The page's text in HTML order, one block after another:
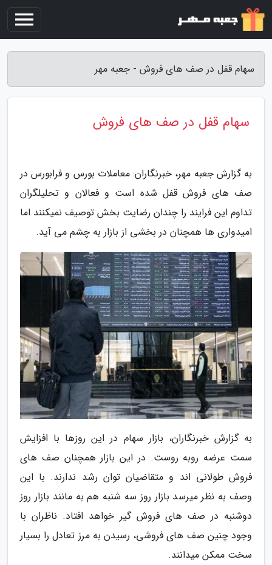
سهام قفل در صف های فروش - جعبه مهر
سهام قفل در صف های فروش
به گزارش جعبه مهر، خبرنگاران: معاملات بورس و فرابورس در
صف های فروش قفل شده است و فعالان و تحلیلگران
تداوم این فرایند را چندان رضایت بخش توصیف نمیکنند اما
امیدواری ها همچنان در بخشی از بازار به چشم می آید.
به گزارش خبرنگاران، بازار سهام در این روزها با افزایش
سمت عرضه روبه روست. در این بازار همچنان صف های
فروش طولانی اند و متقاضیان توان رشد ندارند. با این
وصف به نظر میرسد بازار روز سه شنبه هم به مانند بازار روز
دوشنبه در صف های فروش گیر خواهد افتاد. ناظران با
وجود چنین صف های فروشی، رسیدن به مرز تعادل را بسیار
سخت ممکن میدانند.